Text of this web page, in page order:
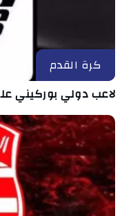
كرة القدم
لاعب دولي بوركيني